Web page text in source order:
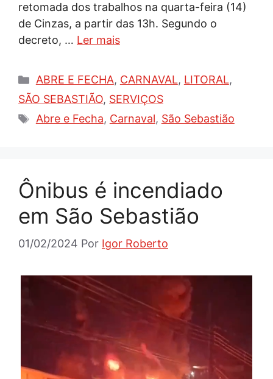
retomada dos trabalhos na quarta-feira (14)
de Cinzas, a partir das 13h. Segundo o
decreto, … Ler mais
Categorias
ABRE E FECHA, CARNAVAL, LITORAL,
SÃO SEBASTIÃO, SERVIÇOS
Tags
Abre e Fecha, Carnaval, São Sebastião
Ônibus é incendiado
em São Sebastião
01/02/2024 Por Igor Roberto